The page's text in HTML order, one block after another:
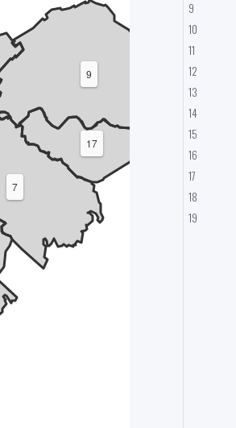
7
9
17
9
10
11
12
13
14
15
16
17
18
19